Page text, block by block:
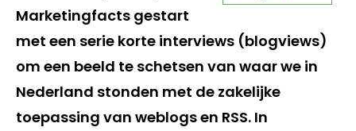
Marketingfacts gestart
met een serie korte interviews (blogviews)
om een beeld te schetsen van waar we in
Nederland stonden met de zakelijke
toepassing van weblogs en RSS. In